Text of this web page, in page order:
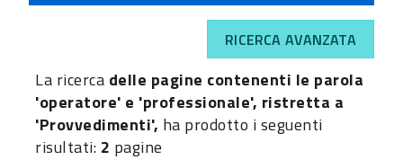
RICERCA AVANZATA
La ricerca delle pagine contenenti le parola
'operatore' e 'professionale', ristretta a
'Provvedimenti', ha prodotto i seguenti
risultati: 2 pagine